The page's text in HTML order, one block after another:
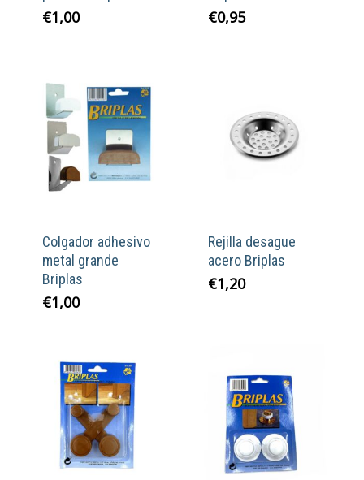
€1,00 €0,95
Colgador adhesivo
metal grande
Briplas
€1,00
Rejilla desague
acero Briplas
€1,20